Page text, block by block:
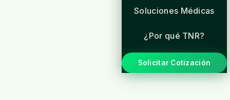
Soluciones Médicas
¿Por qué TNR?
Solicitar Cotización